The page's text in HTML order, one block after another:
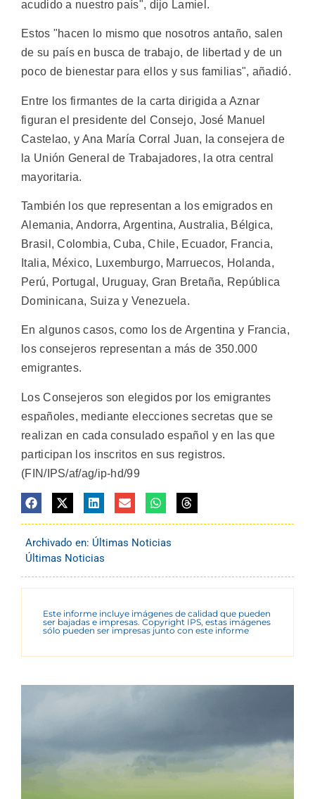
acudido a nuestro país", dijo Lamiel.
Estos "hacen lo mismo que nosotros antaño, salen
de su país en busca de trabajo, de libertad y de un
poco de bienestar para ellos y sus familias", añadió.
Entre los firmantes de la carta dirigida a Aznar
figuran el presidente del Consejo, José Manuel
Castelao, y Ana María Corral Juan, la consejera de
la Unión General de Trabajadores, la otra central
mayoritaria.
También los que representan a los emigrados en
Alemania, Andorra, Argentina, Australia, Bélgica,
Brasil, Colombia, Cuba, Chile, Ecuador, Francia,
Italia, México, Luxemburgo, Marruecos, Holanda,
Perú, Portugal, Uruguay, Gran Bretaña, República
Dominicana, Suiza y Venezuela.
En algunos casos, como los de Argentina y Francia,
los consejeros representan a más de 350.000
emigrantes.
Los Consejeros son elegidos por los emigrantes
españoles, mediante elecciones secretas que se
realizan en cada consulado español y en las que
participan los inscritos en sus registros.
(FIN/IPS/af/ag/ip-hd/99
Archivado en: Últimas Noticias
Últimas Noticias
Este informe incluye imágenes de calidad que pueden
ser bajadas e impresas. Copyright IPS, estas imágenes
sólo pueden ser impresas junto con este informe